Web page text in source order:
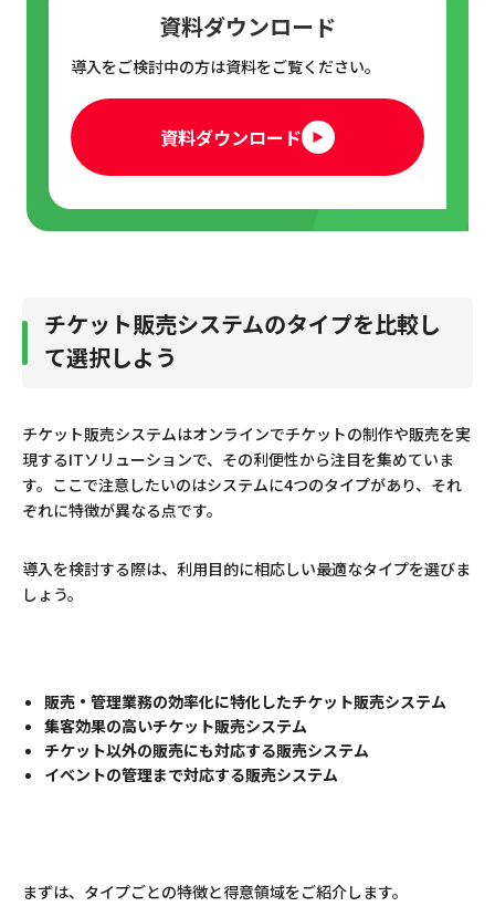
開催するイベントに適した販売形態を選べるか
チケット販売システムのメリット
電子チケットならペーパーレス化でコスト削減
チケット購入者の利便性もアップ
チケットの販売管理なら弊社チケットサービス
発券手数料など購入者の負担はなし
目に留まりやすいLINE告知で新規集客を実現
まとめ
資料ダウンロード
導入をご検討中の方は資料をご覧ください。
資料ダウンロード
チケット販売システムのタイプを比較し
て選択しよう
チケット販売システムはオンラインでチケットの制作や販売を実
現するITソリューションで、その利便性から注目を集めていま
す。ここで注意したいのはシステムに4つのタイプがあり、それ
ぞれに特徴が異なる点です。
導入を検討する際は、利用目的に相応しい最適なタイプを選びま
しょう。
販売・管理業務の効率化に特化したチケット販売システム
集客効果の高いチケット販売システム
チケット以外の販売にも対応する販売システム
イベントの管理まで対応する販売システム
まずは、タイプごとの特徴と得意領域をご紹介します。